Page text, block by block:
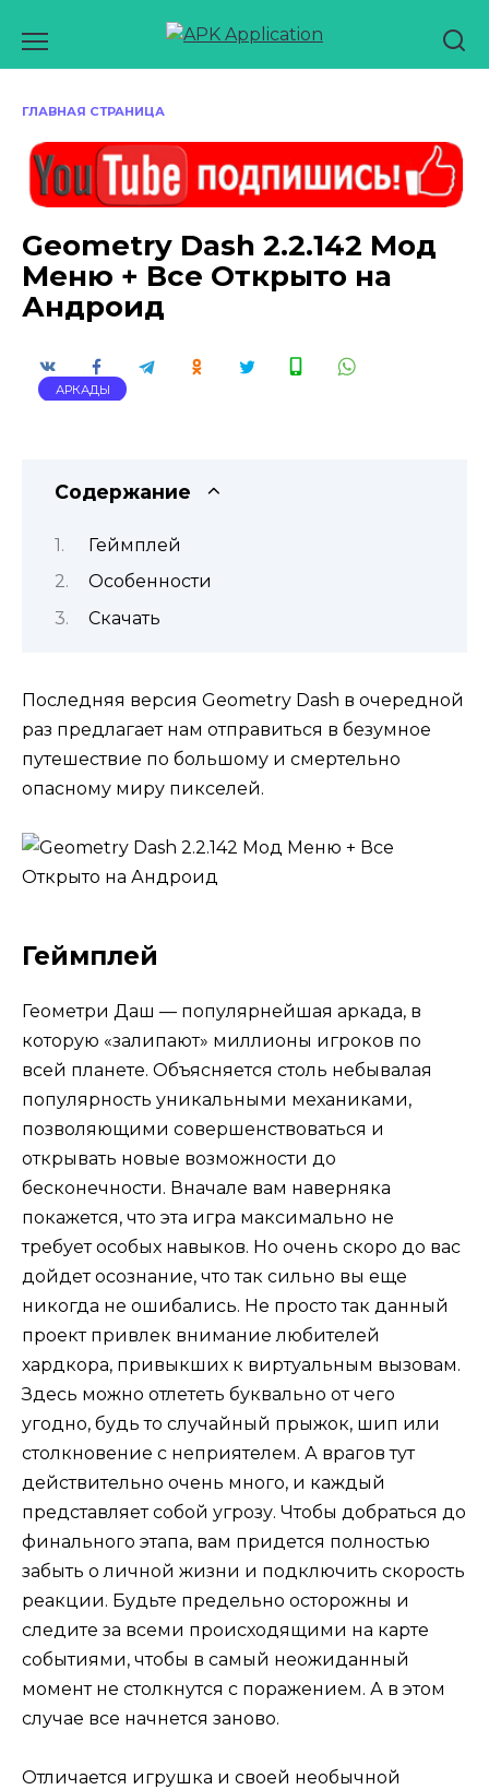
содержанию
ГЛАВНАЯ СТРАНИЦА
Geometry Dash 2.2.142 Мод
Меню + Все Открыто на
Андроид
АРКАДЫ
Содержание
Геймплей
Особенности
Скачать
Последняя версия Geometry Dash в очередной
раз предлагает нам отправиться в безумное
путешествие по большому и смертельно
опасному миру пикселей.
Геймплей
Геометри Даш — популярнейшая аркада, в
которую «залипают» миллионы игроков по
всей планете. Объясняется столь небывалая
популярность уникальными механиками,
позволяющими совершенствоваться и
открывать новые возможности до
бесконечности. Вначале вам наверняка
покажется, что эта игра максимально не
требует особых навыков. Но очень скоро до вас
дойдет осознание, что так сильно вы еще
никогда не ошибались. Не просто так данный
проект привлек внимание любителей
хардкора, привыкших к виртуальным вызовам.
Здесь можно отлететь буквально от чего
угодно, будь то случайный прыжок, шип или
столкновение с неприятелем. А врагов тут
действительно очень много, и каждый
представляет собой угрозу. Чтобы добраться до
финального этапа, вам придется полностью
забыть о личной жизни и подключить скорость
реакции. Будьте предельно осторожны и
следите за всеми происходящими на карте
событиями, чтобы в самый неожиданный
момент не столкнутся с поражением. А в этом
случае все начнется заново.
Отличается игрушка и своей необычной